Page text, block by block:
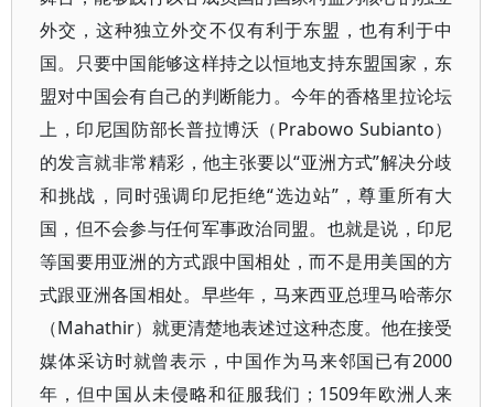
外交，这种独立外交不仅有利于东盟，也有利于中
国。只要中国能够这样持之以恒地支持东盟国家，东
盟对中国会有自己的判断能力。今年的香格里拉论坛
上，印尼国防部长普拉博沃（Prabowo Subianto）
的发言就非常精彩，他主张要以“亚洲方式”解决分歧
和挑战，同时强调印尼拒绝“选边站”，尊重所有大
国，但不会参与任何军事政治同盟。也就是说，印尼
等国要用亚洲的方式跟中国相处，而不是用美国的方
式跟亚洲各国相处。早些年，马来西亚总理马哈蒂尔
（Mahathir）就更清楚地表述过这种态度。他在接受
媒体采访时就曾表示，中国作为马来邻国已有2000
年，但中国从未侵略和征服我们；1509年欧洲人来